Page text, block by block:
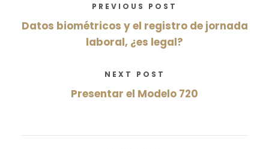
PREVIOUS POST
Datos biométricos y el registro de jornada
laboral, ¿es legal?
NEXT POST
Presentar el Modelo 720